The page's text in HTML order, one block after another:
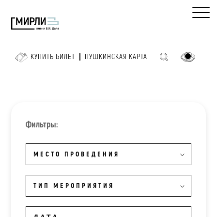
КУПИТЬ БИЛЕТ ПУШКИНСКАЯ КАРТА
Фильтры:
МЕСТО ПРОВЕДЕНИЯ
ТИП МЕРОПРИЯТИЯ